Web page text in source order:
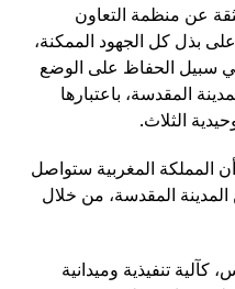
عن منظمة التعاون
بذل كل الجهود الممكنة،
في سبيل الحفاظ على الوضع
المقدسة، باعتبارها
الثلاث.
المملكة المغربية ستواصل
المقدسة، من خلال
تنفيذية وميدانية